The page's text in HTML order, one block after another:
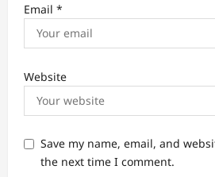
Email *
Website
Save my name, email, and
the next time I comment.